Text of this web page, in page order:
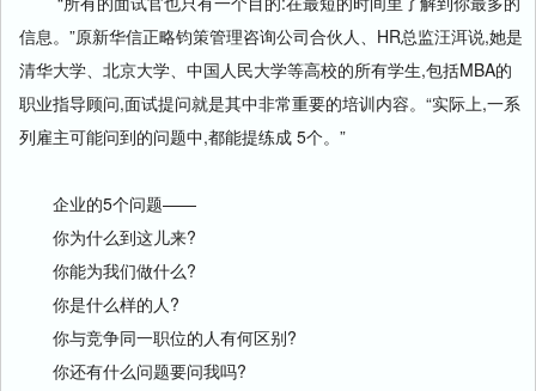
信息。”原新华信正略钧策管理咨询公司合伙人、HR总监汪洱说,她是
清华大学、北京大学、中国人民大学等高校的所有学生,包括MBA的
职业指导顾问,面试提问就是其中非常重要的培训内容。“实际上,一系
列雇主可能问到的问题中,都能提练成 5个。”
企业的5个问题——
你为什么到这儿来?
你能为我们做什么?
你是什么样的人?
你与竞争同一职位的人有何区别?
你还有什么问题要问我吗?